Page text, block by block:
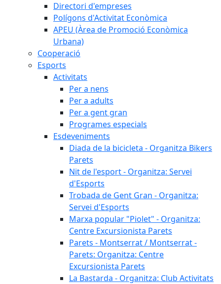
Directori d'empreses
Polígons d'Activitat Econòmica
APEU (Àrea de Promoció Econòmica
Urbana)
Cooperació
Esports
Activitats
Per a nens
Per a adults
Per a gent gran
Programes especials
Esdeveniments
Diada de la bicicleta - Organitza Bikers
Parets
Nit de l'esport - Organitza: Servei
d'Esports
Trobada de Gent Gran - Organitza:
Servei d'Esports
Marxa popular "Piolet" - Organitza:
Centre Excursionista Parets
Parets - Montserrat / Montserrat -
Parets: Organitza: Centre
Excursionista Parets
La Bastarda - Organitza: Club Activitats